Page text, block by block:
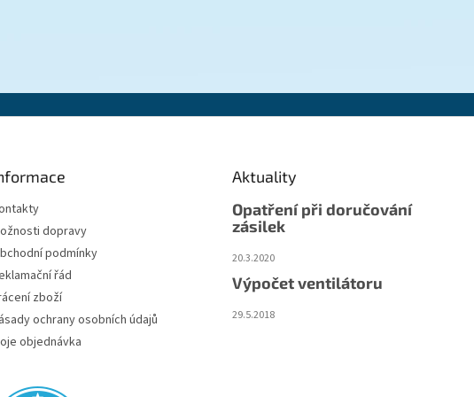
dopravy
podmínky
řád
zboží
ochrany osobních údajů
objednávka
Aktuality
Opatření při doručování
zásilek
20.3.2020
Výpočet ventilátoru
29.5.2018